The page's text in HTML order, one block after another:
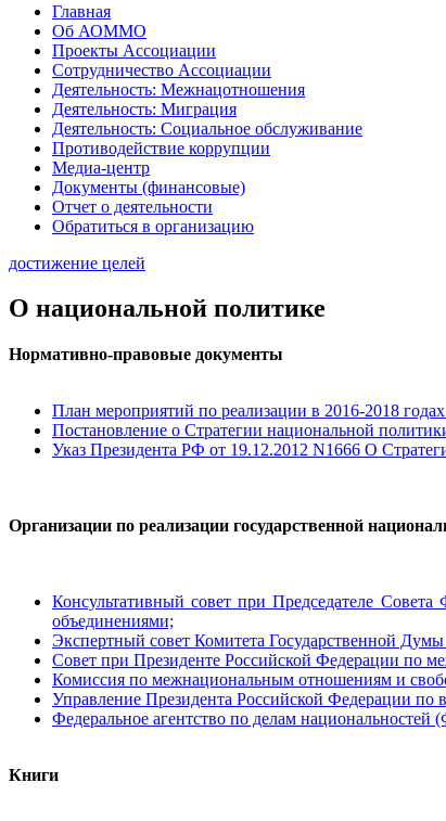
Главная
Об АОММО
Проекты Ассоциации
Сотрудничество Ассоциации
Деятельность: Межнацотношения
Деятельность: Миграция
Деятельность: Социальное обслуживание
Противодействие коррупции
Медиа-центр
Документы (финансовые)
Отчет о деятельности
Обратиться в организацию
достижение целей
О национальной политике
Нормативно-правовые документы
План мероприятий по реализации в 2016-2018
Постановление о Стратегии национальной
Указ Президента РФ от 19.12.2012 N1666 О
Организации по реализации государственной
Консультативный совет при Председателе
объединениями;
Экспертный совет Комитета Государственной
Совет при Президенте Российской Федерации по
Комиссия по межнациональным отношениям и
Управление Президента Российской Федерации по
Федеральное агентство по делам
Книги